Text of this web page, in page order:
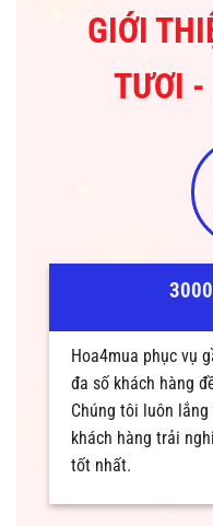
GIỚI
TƯƠI -
Hoa4mua phục vụ
đa số khách hàng
Chúng tôi luôn
khách hàng trải
tốt nhất.